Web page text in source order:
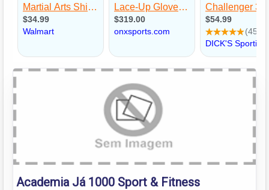
Academia Já 1000 Sport & Fitness